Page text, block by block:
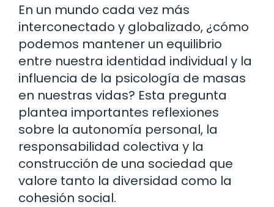
En un mundo cada vez más
interconectado y globalizado, ¿cómo
podemos mantener un equilibrio
entre nuestra identidad individual y la
influencia de la psicología de masas
en nuestras vidas? Esta pregunta
plantea importantes reflexiones
sobre la autonomía personal, la
responsabilidad colectiva y la
construcción de una sociedad que
valore tanto la diversidad como la
cohesión social.